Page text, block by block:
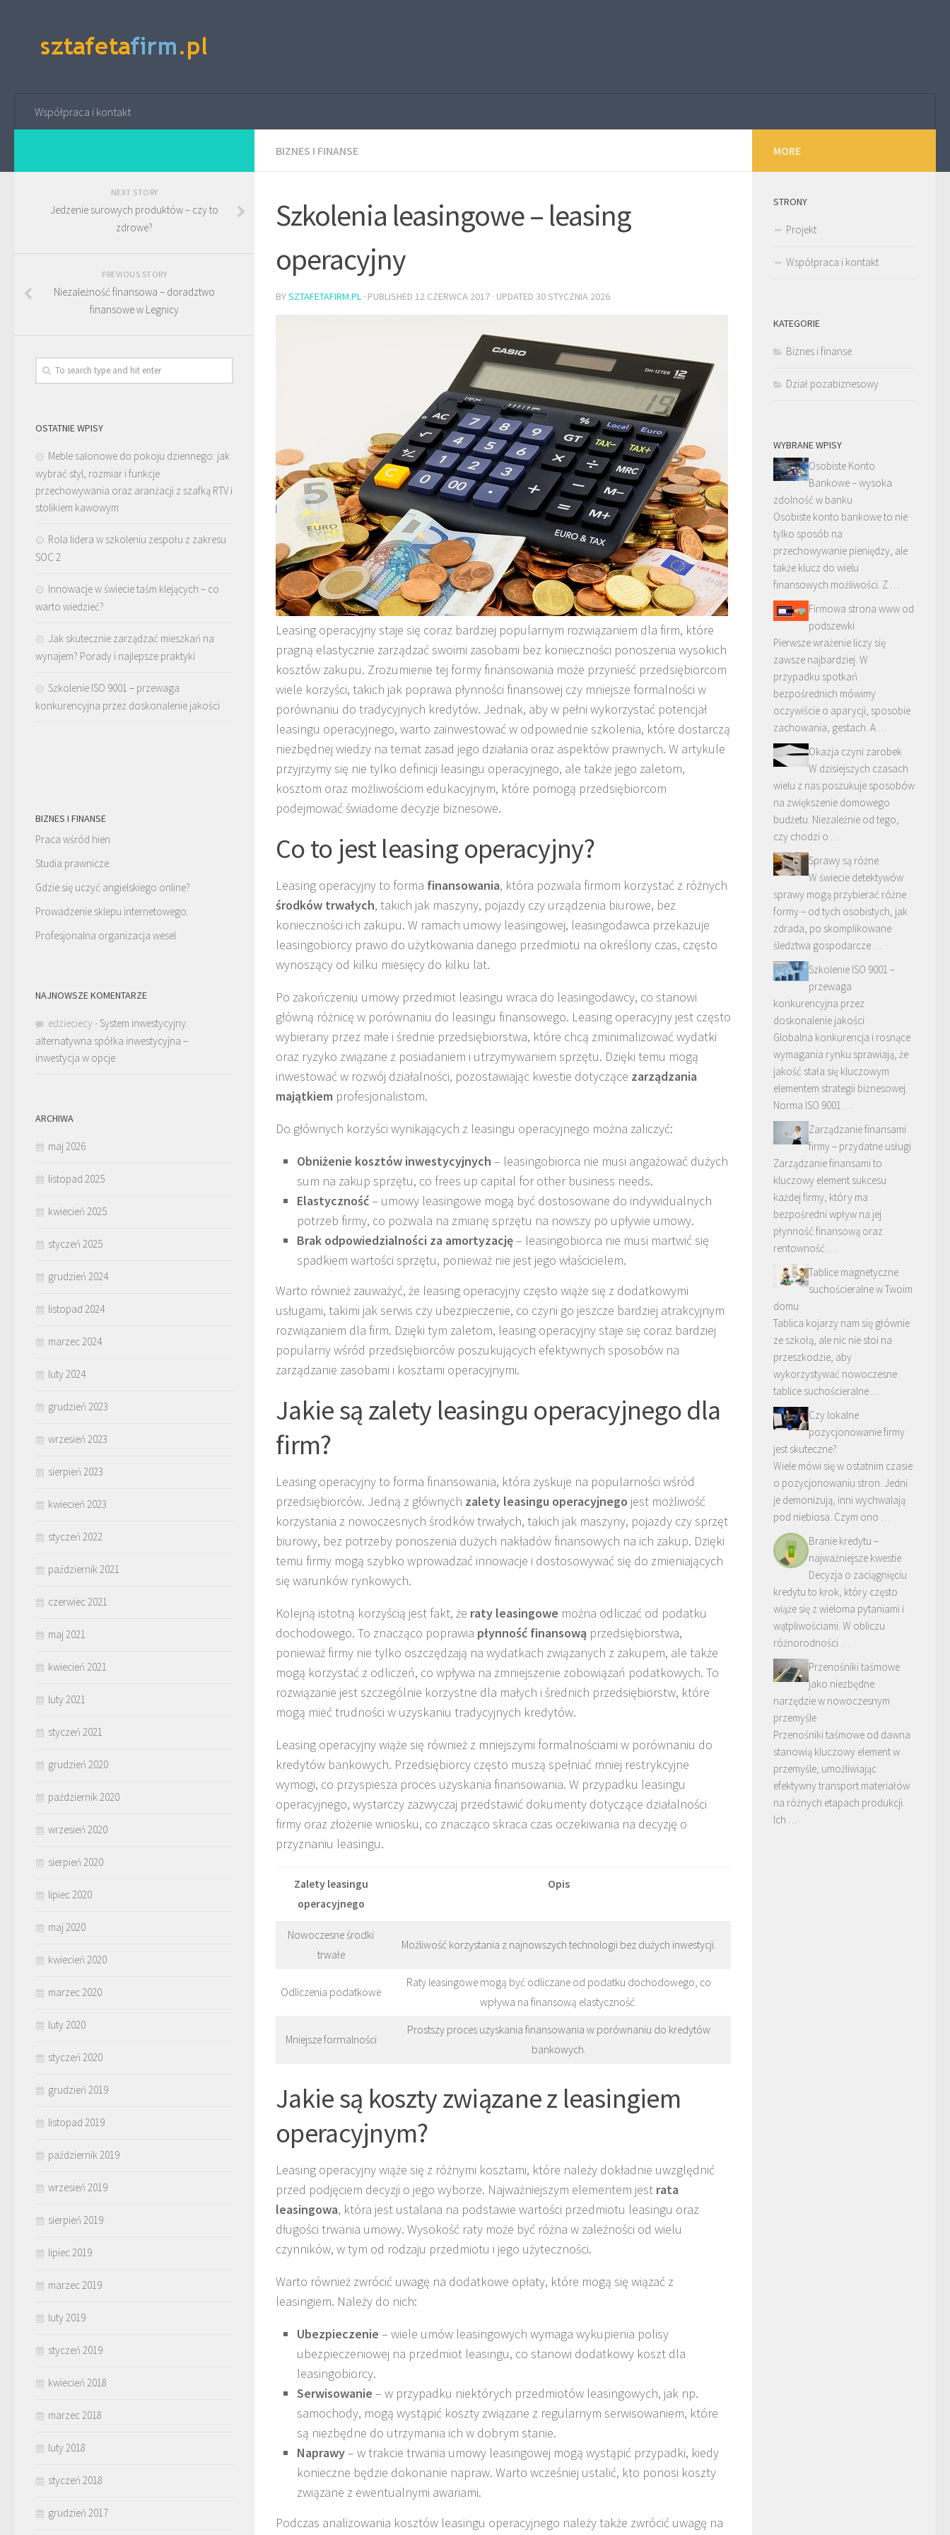
Współpraca i kontakt
BIZNES I FINANSE
Szkolenia leasingowe – leasing
operacyjny
BYSZTAFETAFIRM.PL · PUBLISHED 12 CZERWCA 2017 · UPDATED 30 STYCZNIA 2026
Leasing operacyjny staje się coraz bardziej popularnym rozwiązaniem dla firm, które
pragną elastycznie zarządzać swoimi zasobami bez konieczności ponoszenia wysokich
kosztów zakupu. Zrozumienie tej formy finansowania może przynieść przedsiębiorcom
wiele korzyści, takich jak poprawa płynności finansowej czy mniejsze formalności w
porównaniu do tradycyjnych kredytów. Jednak, aby w pełni wykorzystać potencjał
leasingu operacyjnego, warto zainwestować w odpowiednie szkolenia, które dostarczą
niezbędnej wiedzy na temat zasad jego działania oraz aspektów prawnych. W artykule
przyjrzymy się nie tylko definicji leasingu operacyjnego, ale także jego zaletom,
kosztom oraz możliwościom edukacyjnym, które pomogą przedsiębiorcom
podejmować świadome decyzje biznesowe.
Co to jest leasing operacyjny?
Leasing operacyjny to forma finansowania, która pozwala firmom korzystać z różnych
środków trwałych, takich jak maszyny, pojazdy czy urządzenia biurowe, bez
konieczności ich zakupu. W ramach umowy leasingowej, leasingodawca przekazuje
leasingobiorcy prawo do użytkowania danego przedmiotu na określony czas, często
wynoszący od kilku miesięcy do kilku lat.
Po zakończeniu umowy przedmiot leasingu wraca do leasingodawcy, co stanowi
główną różnicę w porównaniu do leasingu finansowego. Leasing operacyjny jest często
wybierany przez małe i średnie przedsiębiorstwa, które chcą zminimalizować wydatki
oraz ryzyko związane z posiadaniem i utrzymywaniem sprzętu. Dzięki temu mogą
inwestować w rozwój działalności, pozostawiając kwestie dotyczące zarządzania
majątkiem profesjonalistom.
Do głównych korzyści wynikających z leasingu operacyjnego można zaliczyć:
Obniżenie kosztów inwestycyjnych – leasingobiorca nie musi angażować dużych
sum na zakup sprzętu, co frees up capital for other business needs.
Elastyczność– umowy leasingowe mogą być dostosowane do indywidualnych
potrzeb firmy, co pozwala na zmianę sprzętu na nowszy po upływie umowy.
Brak odpowiedzialności za amortyzację– leasingobiorca nie musi martwić się
spadkiem wartości sprzętu, ponieważ nie jest jego właścicielem.
Warto również zauważyć, że leasing operacyjny często wiąże się z dodatkowymi
usługami, takimi jak serwis czy ubezpieczenie, co czyni go jeszcze bardziej atrakcyjnym
rozwiązaniem dla firm. Dzięki tym zaletom, leasing operacyjny staje się coraz bardziej
popularny wśród przedsiębiorców poszukujących efektywnych sposobów na
zarządzanie zasobami i kosztami operacyjnymi.
Jakie są zalety leasingu operacyjnego dla
firm?
Leasing operacyjny to forma finansowania, która zyskuje na popularności wśród
przedsiębiorców. Jedną z głównych zalety leasingu operacyjnego jest możliwość
korzystania z nowoczesnych środków trwałych, takich jak maszyny, pojazdy czy sprzęt
biurowy, bez potrzeby ponoszenia dużych nakładów finansowych na ich zakup. Dzięki
temu firmy mogą szybko wprowadzać innowacje i dostosowywać się do zmieniających
się warunków rynkowych.
Kolejną istotną korzyścią jest fakt, że raty leasingowe można odliczać od podatku
dochodowego. To znacząco poprawia płynność finansową przedsiębiorstwa,
ponieważ firmy nie tylko oszczędzają na wydatkach związanych z zakupem, ale także
mogą korzystać z odliczeń, co wpływa na zmniejszenie zobowiązań podatkowych. To
rozwiązanie jest szczególnie korzystne dla małych i średnich przedsiębiorstw, które
mogą mieć trudności w uzyskaniu tradycyjnych kredytów.
Leasing operacyjny wiąże się również z mniejszymi formalnościami w porównaniu do
kredytów bankowych. Przedsiębiorcy często muszą spełniać mniej restrykcyjne
wymogi, co przyspiesza proces uzyskania finansowania. W przypadku leasingu
operacyjnego, wystarczy zazwyczaj przedstawić dokumenty dotyczące działalności
firmy oraz złożenie wniosku, co znacząco skraca czas oczekiwania na decyzję o
przyznaniu leasingu.
Zalety leasingu
operacyjnego
Opis
Nowoczesne środki
trwałe
Możliwość korzystania z najnowszych technologii bez dużych inwestycji.
Odliczenia podatkowe
Raty leasingowe mogą być odliczane od podatku dochodowego, co
wpływa na finansową elastyczność.
Mniejsze formalności
Prostszy proces uzyskania finansowania w porównaniu do kredytów
bankowych.
Jakie są koszty związane z leasingiem
operacyjnym?
Leasing operacyjny wiąże się z różnymi kosztami, które należy dokładnie uwzględnić
przed podjęciem decyzji o jego wyborze. Najważniejszym elementem jest rata
leasingowa, która jest ustalana na podstawie wartości przedmiotu leasingu oraz
długości trwania umowy. Wysokość raty może być różna w zależności od wielu
czynników, w tym od rodzaju przedmiotu i jego użyteczności.
Warto również zwrócić uwagę na dodatkowe opłaty, które mogą się wiązać z
leasingiem. Należy do nich:
Ubezpieczenie – wiele umów leasingowych wymaga wykupienia polisy
ubezpieczeniowej na przedmiot leasingu, co stanowi dodatkowy koszt dla
leasingobiorcy.
Serwisowanie – w przypadku niektórych przedmiotów leasingowych, jak np.
samochody, mogą wystąpić koszty związane z regularnym serwisowaniem, które
są niezbędne do utrzymania ich w dobrym stanie.
Naprawy– w trakcie trwania umowy leasingowej mogą wystąpić przypadki, kiedy
konieczne będzie dokonanie napraw. Warto wcześniej ustalić, kto ponosi koszty
związane z ewentualnymi awariami.
Podczas analizowania kosztów leasingu operacyjnego należy także zwrócić uwagę na
NEXT STORY
Jedzenie surowych produktów – czy to
zdrowe?
PREVIOUS STORY
Niezależność finansowa – doradztwo
finansowe w Legnicy
OSTATNIE WPISY
Meble salonowe do pokoju dziennego: jak
wybrać styl, rozmiar i funkcje
przechowywania oraz aranżacji z szafką RTV i
stolikiem kawowym
Rola lidera w szkoleniu zespołu z zakresu
SOC 2
Innowacje w świecie taśm klejących – co
warto wiedzieć?
Jak skutecznie zarządzać mieszkań na
wynajem? Porady i najlepsze praktyki
Szkolenie ISO 9001 – przewaga
konkurencyjna przez doskonalenie jakości
BIZNES I FINANSE
Praca wśród hien
Studia prawnicze.
Gdzie się uczyć angielskiego online?
Prowadzenie sklepu internetowego.
Profesjonalna organizacja wesel
NAJNOWSZE KOMENTARZE
edzieciecy - System inwestycyjny:
alternatywna spółka inwestycyjna –
inwestycja w opcje
ARCHIWA
maj 2026
listopad 2025
kwiecień 2025
styczeń 2025
grudzień 2024
listopad 2024
marzec 2024
luty 2024
grudzień 2023
wrzesień 2023
sierpień 2023
kwiecień 2023
styczeń 2022
październik 2021
czerwiec 2021
maj 2021
kwiecień 2021
luty 2021
styczeń 2021
grudzień 2020
październik 2020
wrzesień 2020
sierpień 2020
lipiec 2020
maj 2020
kwiecień 2020
marzec 2020
luty 2020
styczeń 2020
grudzień 2019
listopad 2019
październik 2019
wrzesień 2019
sierpień 2019
lipiec 2019
marzec 2019
luty 2019
styczeń 2019
kwiecień 2018
marzec 2018
luty 2018
styczeń 2018
grudzień 2017
MORE
STRONY
Projekt
Współpraca i kontakt
KATEGORIE
Biznes i finanse
Dział pozabiznesowy
WYBRANE WPISY
Osobiste Konto
Bankowe – wysoka
zdolność w banku
Osobiste konto bankowe to nie
tylko sposób na
przechowywanie pieniędzy, ale
także klucz do wielu
finansowych możliwości. Z …
Firmowa strona www od
podszewki
Pierwsze wrażenie liczy się
zawsze najbardziej. W
przypadku spotkań
bezpośrednich mówimy
oczywiście o aparycji, sposobie
zachowania, gestach. A …
Okazja czyni zarobek
W dzisiejszych czasach
wielu z nas poszukuje sposobów
na zwiększenie domowego
budżetu. Niezależnie od tego,
czy chodzi o …
Sprawy są różne
W świecie detektywów
sprawy mogą przybierać różne
formy – od tych osobistych, jak
zdrada, po skomplikowane
śledztwa gospodarcze …
Szkolenie ISO 9001 –
przewaga
konkurencyjna przez
doskonalenie jakości
Globalna konkurencja i rosnące
wymagania rynku sprawiają, że
jakość stała się kluczowym
elementem strategii biznesowej.
Norma ISO 9001 …
Zarządzanie finansami
firmy – przydatne usługi
Zarządzanie finansami to
kluczowy element sukcesu
każdej firmy, który ma
bezpośredni wpływ na jej
płynność finansową oraz
rentowność. …
Tablice magnetyczne
suchościeralne w Twoim
domu
Tablica kojarzy nam się głównie
ze szkołą, ale nic nie stoi na
przeszkodzie, aby
wykorzystywać nowoczesne
tablice suchościeralne …
Czy lokalne
pozycjonowanie firmy
jest skuteczne?
Wiele mówi się w ostatnim czasie
o pozycjonowaniu stron. Jedni
je demonizują, inni wychwalają
pod niebiosa. Czym ono …
Branie kredytu –
najważniejsze kwestie
Decyzja o zaciągnięciu
kredytu to krok, który często
wiąże się z wieloma pytaniami i
wątpliwościami. W obliczu
różnorodności …
Przenośniki taśmowe
jako niezbędne
narzędzie w nowoczesnym
przemyśle
Przenośniki taśmowe od dawna
stanowią kluczowy element w
przemyśle, umożliwiając
efektywny transport materiałów
na różnych etapach produkcji.
Ich …